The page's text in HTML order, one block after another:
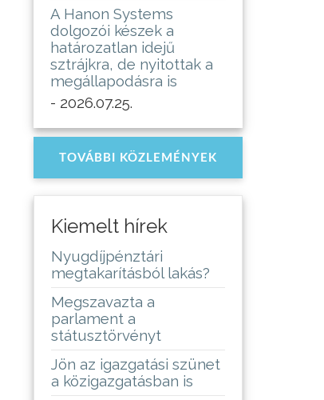
A Hanon Systems
dolgozói készek a
határozatlan idejű
sztrájkra, de nyitottak a
megállapodásra is
- 2026.07.25.
TOVÁBBI KÖZLEMÉNYEK
Kiemelt hírek
Nyugdíjpénztári
megtakarításból lakás?
Megszavazta a
parlament a
státusztörvényt
Jön az igazgatási szünet
a közigazgatásban is